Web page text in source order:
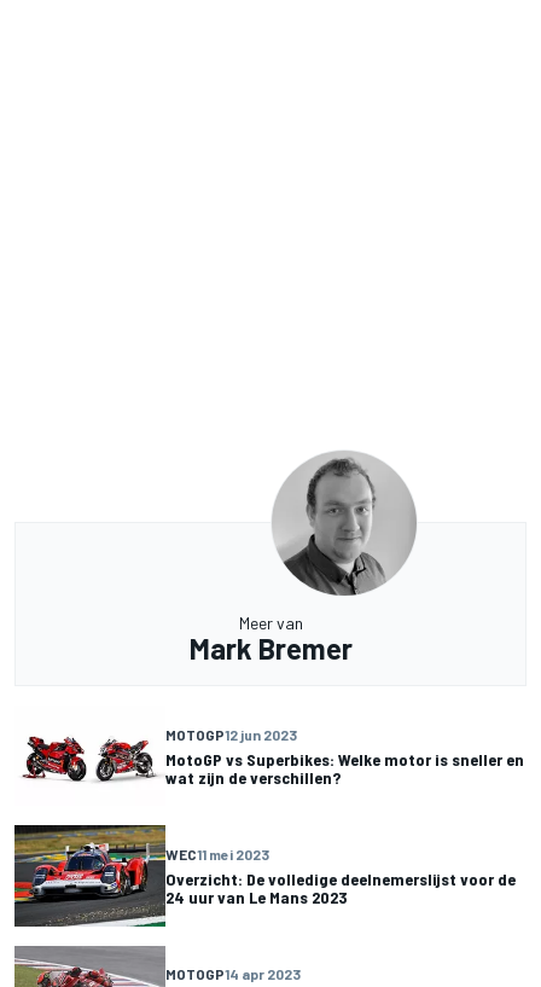
Meer van
Mark Bremer
MOTOGP12 jun 2023
MotoGP vs Superbikes: Welke motor is sneller en
wat zijn de verschillen?
WEC11 mei 2023
Overzicht: De volledige deelnemerslijst voor de
24 uur van Le Mans 2023
MOTOGP14 apr 2023